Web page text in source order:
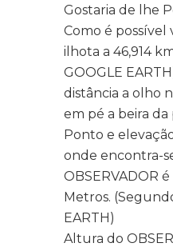
Gostaria de lhe
Como é possível
ilhota a 46,914
GOOGLE
distância a olho
em pé a beira da
Ponto e
onde encontra-
OBSERVADOR
Metros.
EARTH)
Altura do